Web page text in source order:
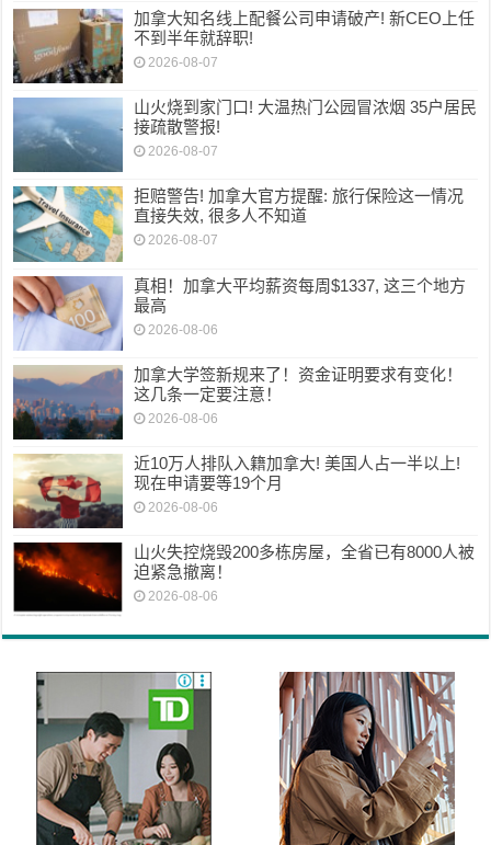
加拿大知名线上配餐公司申请破产! 新CEO上任
不到半年就辞职!
2026-08-07
山火烧到家门口! 大温热门公园冒浓烟 35户居民
接疏散警报!
2026-08-07
拒赔警告! 加拿大官方提醒: 旅行保险这一情况
直接失效, 很多人不知道
2026-08-07
真相！加拿大平均薪资每周$1337, 这三个地方
最高
2026-08-06
加拿大学签新规来了！资金证明要求有变化！
这几条一定要注意！
2026-08-06
近10万人排队入籍加拿大! 美国人占一半以上!
现在申请要等19个月
2026-08-06
山火失控烧毁200多栋房屋，全省已有8000人被
迫紧急撤离！
2026-08-06